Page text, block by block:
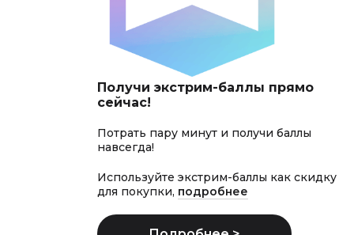
Получи экстрим-баллы прямо
сейчас!
Потрать пару минут и получи баллы
навсегда!
Используйте экстрим-баллы как скидку
для покупки, подробнее